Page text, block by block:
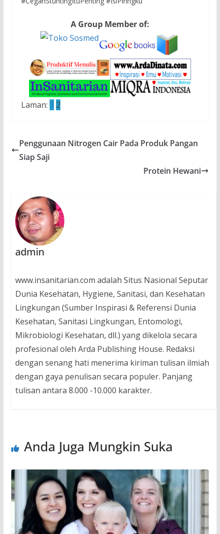
A Group Member of:
Laman: 1 2
Penggunaan Nitrogen Cair Pada Produk Pangan
Siap Saji
Protein Hewani
admin
www.insanitarian.com adalah Situs Nasional Seputar
Dunia Kesehatan, Hygiene, Sanitasi, dan Kesehatan
Lingkungan (Sumber Inspirasi & Referensi Dunia
Kesehatan, Sanitasi Lingkungan, Entomologi,
Mikrobiologi Kesehatan, dll.) yang dikelola secara
profesional oleh Arda Publishing House. Redaksi
dengan senang hati menerima kiriman tulisan ilmiah
dengan gaya penulisan secara populer. Panjang
tulisan antara 8.000 -10.000 karakter.
Anda Juga Mungkin Suka